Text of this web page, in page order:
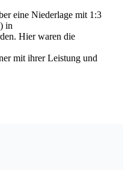
eine Niederlage mit 1:3
in
Hier waren die
mit ihrer Leistung und